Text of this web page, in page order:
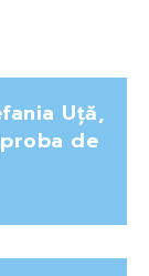
Uță,
de